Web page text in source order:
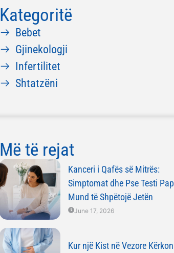
Kategoritë
Bebet
Gjinekologji
Infertilitet
Shtatzëni
Më të rejat
Kanceri i Qafës së Mitrës:
Simptomat dhe Pse Testi Pap
Mund të Shpëtojë Jetën
June 17, 2026
Kur një Kist në Vezore Kërkon